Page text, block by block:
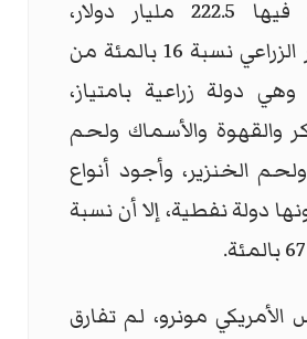
الناتج المحلي فيها 222.5 مليار دولار،
ويشكل التصدير الزراعي نسبة 16 بالمئة من
دولة زراعية بامتياز،
والقهوة والأسماك ولحم
الخنزير، وأجود أنواع
دولة نفطية، إلا أن نسبة
مونرو، لم تفارق